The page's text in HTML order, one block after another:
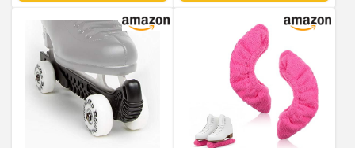
Eishockey Geschenk
(Schwarz,S)